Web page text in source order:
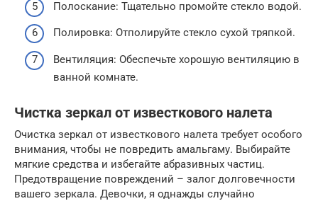
Полоскание: Тщательно промойте стекло водой.
Полировка: Отполируйте стекло сухой тряпкой.
Вентиляция: Обеспечьте хорошую вентиляцию в
ванной комнате.
Чистка зеркал от известкового налета
Очистка зеркал от известкового налета требует особого
внимания, чтобы не повредить амальгаму. Выбирайте
мягкие средства и избегайте абразивных частиц.
Предотвращение повреждений – залог долговечности
вашего зеркала. Девочки, я однажды случайно